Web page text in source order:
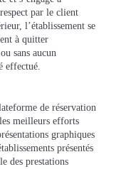
par le client
l’établissement se
à quitter
sans aucun
effectué.
de réservation
meilleurs efforts
graphiques
présentés
des prestations